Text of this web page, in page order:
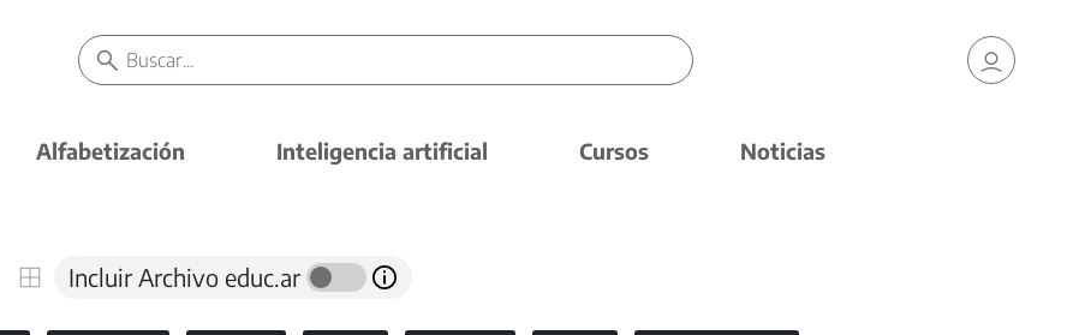
Alfabetización Inteligencia artificial Cursos Noticias
Incluir Archivo educ.ar